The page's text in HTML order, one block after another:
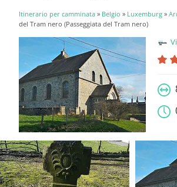
Itinerario per camminata » Belgio » Luxemburg »
del Tram nero (Passeggiata del Tram nero)